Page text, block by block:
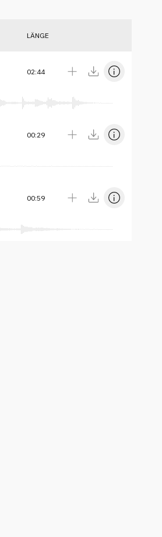
LÄNGE
02:44
00:29
00:59